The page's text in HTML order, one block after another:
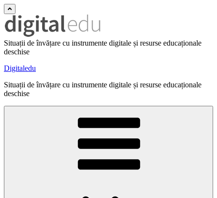
Situații de învățare cu instrumente digitale și resurse educaționale
deschise
Digitaledu
Situații de învățare cu instrumente digitale și resurse educaționale
deschise